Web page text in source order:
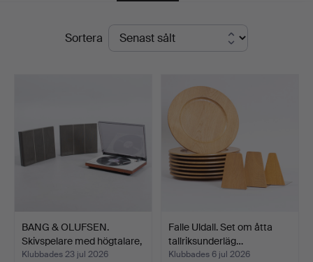
SlutpriserSortera
BANG & OLUFSEN.
Skivspelare med högtalare,
…
Klubbades 23 jul 2026
Falle Uldall. Set om åtta
tallriksunderläg…
Klubbades 6 jul 2026